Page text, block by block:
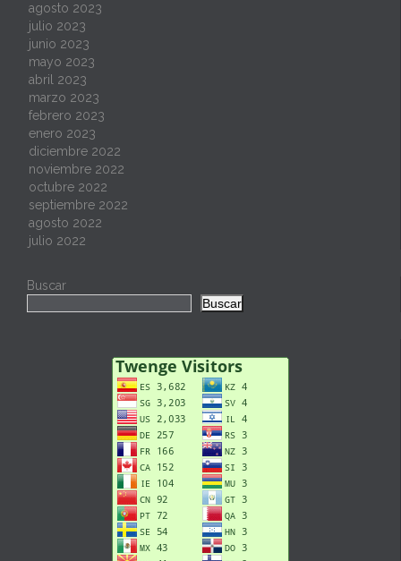
agosto 2023
julio 2023
junio 2023
mayo 2023
abril 2023
marzo 2023
febrero 2023
enero 2023
diciembre 2022
noviembre 2022
octubre 2022
septiembre 2022
agosto 2022
julio 2022
Buscar
Buscar